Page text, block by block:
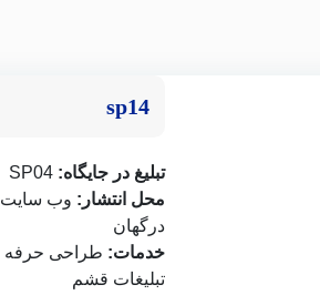
sp14
تبلیغ در جایگاه:
محل انتشار: وب سایت
درگهان
خدمات: طراحی حرفه
تبلیغات قشم